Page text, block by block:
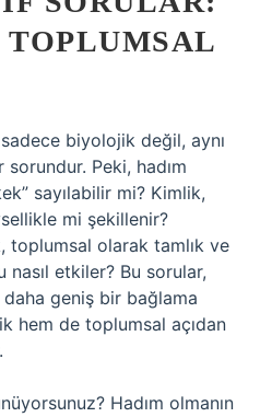
biyolojik değil, aynı
Peki, hadım
sayılabilir mi? Kimlik,
mi şekillenir?
toplumsal olarak tamlık ve
etkiler? Bu sorular,
daha geniş bir bağlama
hem de toplumsal açıdan
Hadım olmanın